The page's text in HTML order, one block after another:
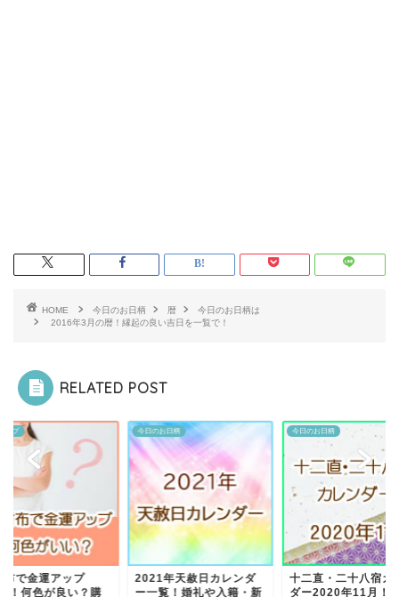
HOME 今日のお日柄 暦
今日のお日柄は
2016年3月の暦！縁起の良い吉日を一覧で！
RELATED POST
ップ
布で金運アップ
！何色が良い？購
今日のお日柄
2021年天赦日カレンダ
ー一覧！婚礼や入籍・新
今日のお日柄
十二直・二十八宿カ
ダー2020年11月！